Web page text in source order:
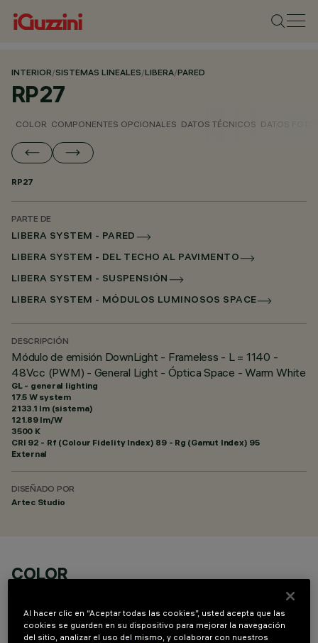
INTERIOR/SISTEMAS LINEALES/LIBERA/PARED
RP27
COLOR COMPONENTES OPCIONALES DATOS TÉCNICOS DATOS
RP27
PARTE DE
LIBERA SYSTEM - PARED
LIBERA SYSTEM - DEL TECHO AL PAVIMENTO
LIBERA SYSTEM - SUSPENSIÓN
LIBERA SYSTEM - MÓDULOS LUMINOSOS SPACE
DESCRIPCIÓN
Módulo de emisión DownLight - Frameless - L = 1140 -
48Vcc (PWM) - General Light - Óptica Space - Warm White
GL - general lighting
17.5 W system
2133.1 lm (sistema)
121.89 lm/W
3500 K
CRI 92 - Rf (Colour Fidelity Index) 89 - Rg (Gamut Index) 95
External
DISEÑADO POR
Artec Studio
COLOR
Al hacer clic en “Aceptar todas las cookies”, usted acepta que las
cookies se guarden en su dispositivo para mejorar la navegación
del sitio, analizar el uso del mismo, y colaborar con nuestros